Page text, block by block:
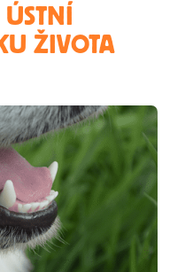
ŽIVOTA